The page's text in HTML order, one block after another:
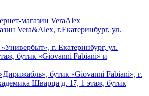
магазин VeraAlex
Vera&Alex, г.Екатеринбург, ул.
г. Екатеринбург, ул.
бутик «Giovanni Fabiani» и
бутик «Giovanni Fabiani», г.
Шварца д. 17, 1 этаж, бутик